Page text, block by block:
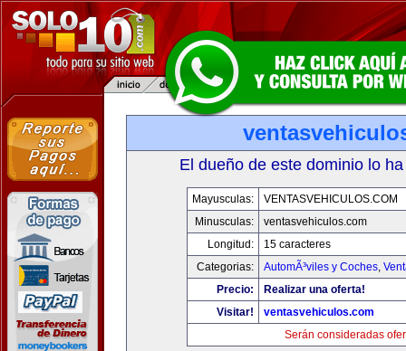
El dueño de este dominio lo
Mayusculas:
VENTASVEHICULOS.COM
Minusculas:
ventasvehiculos.com
Longitud:
15 caracteres
Categorias:
AutomÃ³viles y Coches,
Precio:
Realizar una oferta!
Visitar!
ventasvehiculos.com
Serán consideradas